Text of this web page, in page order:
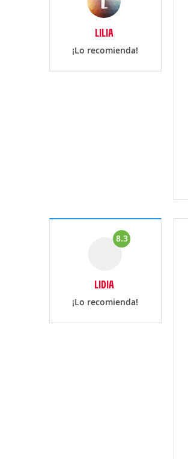
LILIA
¡Lo recomienda!
8.3
LIDIA
¡Lo recomienda!